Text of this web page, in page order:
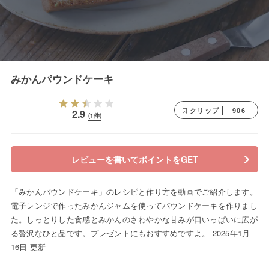
みかんパウンドケーキ
2.9 (1件)
クリップ 906
レビューを書いてポイントをGET
「みかんパウンドケーキ」のレシピと作り方を動画でご紹介します。
電子レンジで作ったみかんジャムを使ってパウンドケーキを作りまし
た。しっとりした食感とみかんのさわやかな甘みが口いっぱいに広が
る贅沢なひと品です。プレゼントにもおすすめですよ。 2025年1月
16日 更新